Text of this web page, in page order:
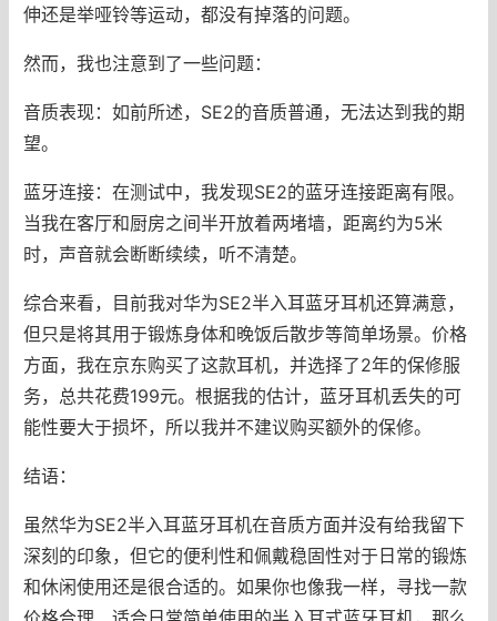
伸还是举哑铃等运动，都没有掉落的问题。
然而，我也注意到了一些问题：
音质表现：如前所述，SE2的音质普通，无法达到我的期
望。
蓝牙连接：在测试中，我发现SE2的蓝牙连接距离有限。
当我在客厅和厨房之间半开放着两堵墙，距离约为5米
时，声音就会断断续续，听不清楚。
综合来看，目前我对华为SE2半入耳蓝牙耳机还算满意，
但只是将其用于锻炼身体和晚饭后散步等简单场景。价格
方面，我在京东购买了这款耳机，并选择了2年的保修服
务，总共花费199元。根据我的估计，蓝牙耳机丢失的可
能性要大于损坏，所以我并不建议购买额外的保修。
结语：
虽然华为SE2半入耳蓝牙耳机在音质方面并没有给我留下
深刻的印象，但它的便利性和佩戴稳固性对于日常的锻炼
和休闲使用还是很合适的。如果你也像我一样，寻找一款